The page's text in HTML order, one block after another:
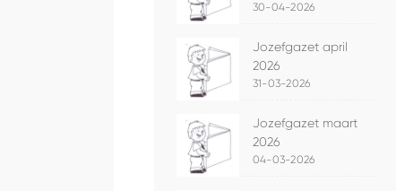
30-04-2026
Jozefgazet april
2026
31-03-2026
Jozefgazet maart
2026
04-03-2026